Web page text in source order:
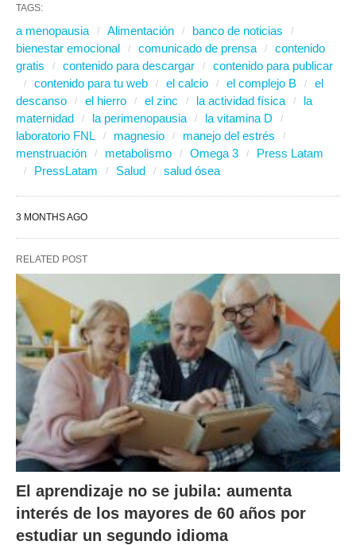
TAGS:
a menopausia Alimentación
banco de noticias
bienestar emocional
comunicado de prensa
contenido
gratis
contenido para descargar
contenido para publicar
contenido para tu web
el calcio el complejo B
el
descanso
el hierro el zinc la actividad física
la
maternidad
la perimenopausia
la vitamina D
laboratorio FNL
magnesio
manejo del estrés
menstruación
metabolismo Omega 3
Press Latam
PressLatam
Salud salud ósea
3 MONTHS AGO
RELATED POST
El aprendizaje no se jubila: aumenta
interés de los mayores de 60 años por
estudiar un segundo idioma